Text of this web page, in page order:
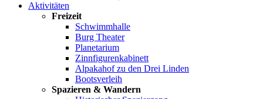
Aktivitäten
Freizeit
Schwimmhalle
Burg Theater
Planetarium
Zinnfigurenkabinett
Alpakahof zu den Drei Linden
Bootsverleih
Spazieren & Wandern